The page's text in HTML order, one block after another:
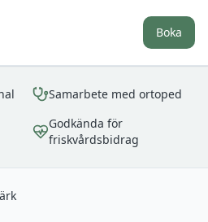
Boka
Samarbete med ortoped
Godkända för
friskvårdsbidrag